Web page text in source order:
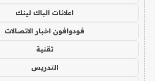
اعلانات الباك لينك
فودوافون اخبار الاتصالات
تقنية
التدريس